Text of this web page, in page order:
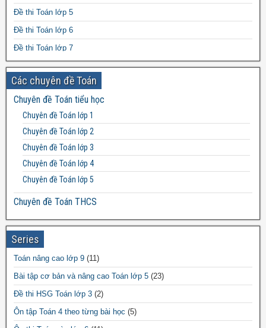
Đề thi Toán lớp 5
Đề thi Toán lớp 6
Đề thi Toán lớp 7
Đề thi Toán lớp 8
Đề thi Toán lớp 9
Đề thi Toán lớp 10
Đề thi Toán lớp 11
Đề thi Toán lớp 12
Các chuyên đề Toán
Chuyên đề Toán tiểu học
Chuyên đề Toán lớp 1
Chuyên đề Toán lớp 2
Chuyên đề Toán lớp 3
Chuyên đề Toán lớp 4
Chuyên đề Toán lớp 5
Chuyên đề Toán THCS
Bất đẳng thức THCS
Chuyên đề Toán lớp 6
Chuyên đề Toán lớp 7
Chuyên đề Toán lớp 8
Chuyên đề Toán lớp 9
Chuyên đề Toán THPT
Chuyên đề Toán lớp 10
Series
Toán nâng cao lớp 9 (11)
Bài tập cơ bản và nâng cao Toán lớp 5 (23)
Đề thi HSG Toán lớp 3 (2)
Ôn tập Toán 4 theo từng bài học (5)